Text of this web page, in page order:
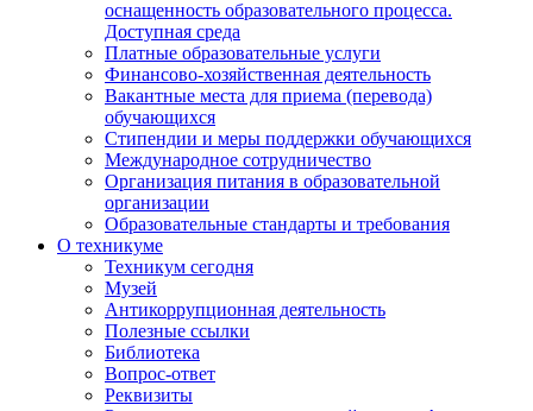
оснащенность образовательного процесса.
Доступная среда
Платные образовательные услуги
Финансово-хозяйственная деятельность
Вакантные места для приема (перевода)
обучающихся
Стипендии и меры поддержки обучающихся
Международное сотрудничество
Организация питания в образовательной
организации
Образовательные стандарты и требования
О техникуме
Техникум сегодня
Музей
Антикоррупционная деятельность
Полезные ссылки
Библиотека
Вопрос-ответ
Реквизиты